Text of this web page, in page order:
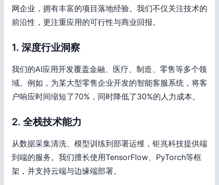
网企业，拥有丰富的项目落地经验。我们不仅关注技术的
前沿性，更注重应用的可行性与商业回报。
1. 深度行业洞察
我们的AI应用开发覆盖金融、医疗、制造、零售等多个领
域。例如，为某大型零售企业开发的智能客服系统，将客
户响应时间缩短了70%，同时降低了30%的人力成本。
2. 全栈技术能力
从数据采集清洗、模型训练到部署运维，钜兆科技提供端
到端的服务。我们擅长使用TensorFlow、PyTorch等框
架，并支持云端与边缘端部署。